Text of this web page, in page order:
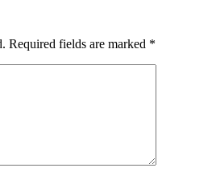
Required fields are marked *